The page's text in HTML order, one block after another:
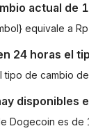
actual de 1
equivale a
24 horas el
tipo de cambio
disponibles
Dogecoin es de